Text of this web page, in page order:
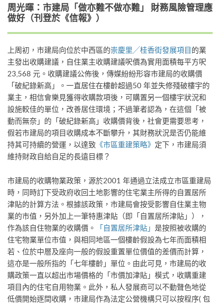
周光暉：市建局「做亦難不做亦難」 財務風險管理應
做好（刊登於《信報》）
上周初，市建局向位於中西區的崇慶里╱桂香街發展項目的業
主發出收購建議，自住業主收購建議呎價為實用面積每平方呎
23,568 元。收購建議公佈後，傳媒紛紛形容市建局的收購價
「破紀錄新高」。一直居住在樓齡超過50 年並失修殘破樓宇的
業主，相信會樂見獲得收購款項後，可購置另一個樓宇狀況和
設施較佳的單位，改善居住環境；不過筆者認為，在這個「被
動而無奈」的「破紀錄新高」收購價背後，社會更需要思考，
假若市建局的項目收購成本不斷攀升，其財務狀況是否仍能維
持其可持續的營運，以達致 《市區重建策略》 定下，市建局須
維持財政自給自足的長遠目標？
市建局的收購物業政策，源於2001 年通過立法成立市區重建局
時，同時訂下受政府收回土地影響的住宅業主所得的自置居所
津貼的計算方法。根據該政策，市建局會按受影響自住業主物
業的市值，另外加上一筆特惠津貼（即「自置居所津貼」），
作為該自住物業的收購價。
「自置居所津貼」 是按照被收購的
住宅物業單位市值，與相同地區一個樓齡假設為七年而面積相
若、位於中層及座向一般的假設重置單位價值的差價而計算，
這亦是一般所指的「七年樓齡」單位。由此可見，市建局的收
購政策一直以超出市場價格的「市價加津貼」模式，收購重建
項目內的住宅自用物業。此外，私人發展商可以不動聲色地從
低價開始逐間收購，市建局作為法定公營機構只可以按程序( 包